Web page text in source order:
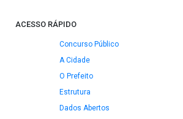
ACESSO RÁPIDO
Concurso Público
A Cidade
O Prefeito
Estrutura
Dados Abertos